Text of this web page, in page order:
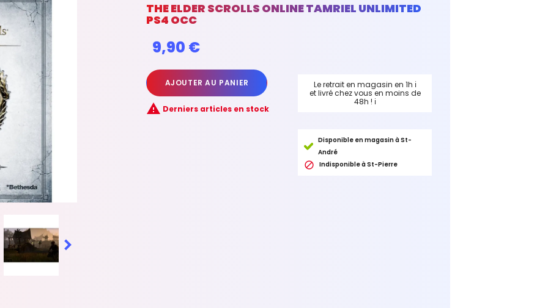

THE ELDER SCROLLS ONLINE TAMRIEL UNLIMITED
PS4 OCC
9,90 €
AJOUTER AU PANIER
 Derniers articles en stock
Le retrait en magasin en 1h ℹ
et livré chez vous en moins de
48h ! ℹ
Disponible en magasin à St-
André
 Indisponible à St-Pierre